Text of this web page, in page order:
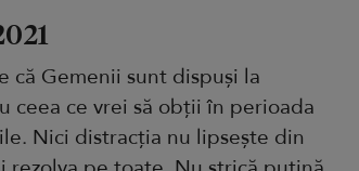
că Gemenii sunt dispuși la
ceea ce vrei să obții în perioada
Nici distracția nu lipsește din